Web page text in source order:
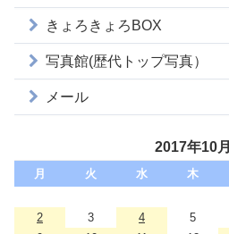
きょろきょろBOX
写真館(歴代トップ写真）
メール
2017年10月
月 火 水 木
2
3 4 5